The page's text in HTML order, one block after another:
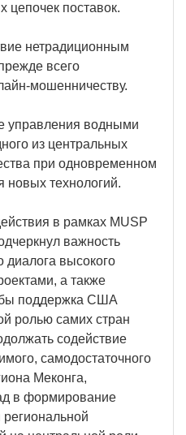
цепочек поставок.
нетрадиционным
всего
мошенничеству.
управления водными
из центральных
при одновременном
технологий.
в рамках MUSP
важность
диалога высокого
а также
поддержка США
ролью самих стран
содействие
самодостаточного
Меконга,
в формирование